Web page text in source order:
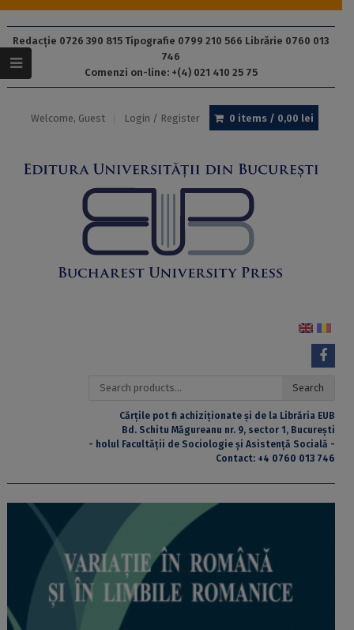
Redacție 0726 390 815 Tipografie 0799 210 566 Librărie 0760 013
746
Comenzi on-line: +(4) 021 410 25 75
Welcome, Guest Login / Register 0 items / 0,00 lei
Search
Search
Cărțile pot fi achiziționate și de la Librăria EUB
Bd. Schitu Măgureanu nr. 9, sector 1, București
- holul Facultății de Sociologie și Asistență Socială -
Contact: +4 0760 013 746